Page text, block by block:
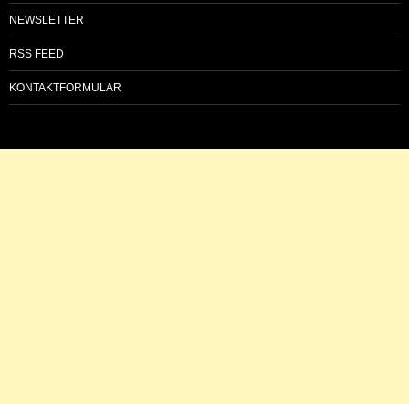
NEWSLETTER
RSS FEED
KONTAKTFORMULAR